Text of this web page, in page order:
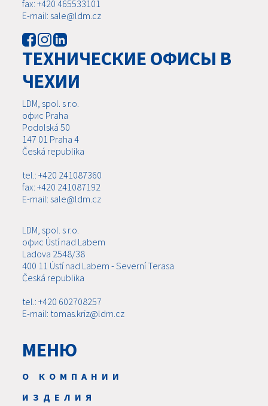
fax: +420 465533101
E-mail: sale@ldm.cz
ТЕХНИЧЕСКИЕ ОФИСЫ В
ЧЕХИИ
LDM, spol. s r.o.
офис Praha
Podolská 50
147 01 Praha 4
Česká republika
tel.: +420 241087360
fax: +420 241087192
E-mail: sale@ldm.cz
LDM, spol. s r.o.
офис Ústí nad Labem
Ladova 2548/38
400 11 Ústí nad Labem - Severní Terasa
Česká republika
tel.: +420 602708257
E-mail: tomas.kriz@ldm.cz
МЕНЮ
О КОМПАНИИ
ИЗДЕЛИЯ